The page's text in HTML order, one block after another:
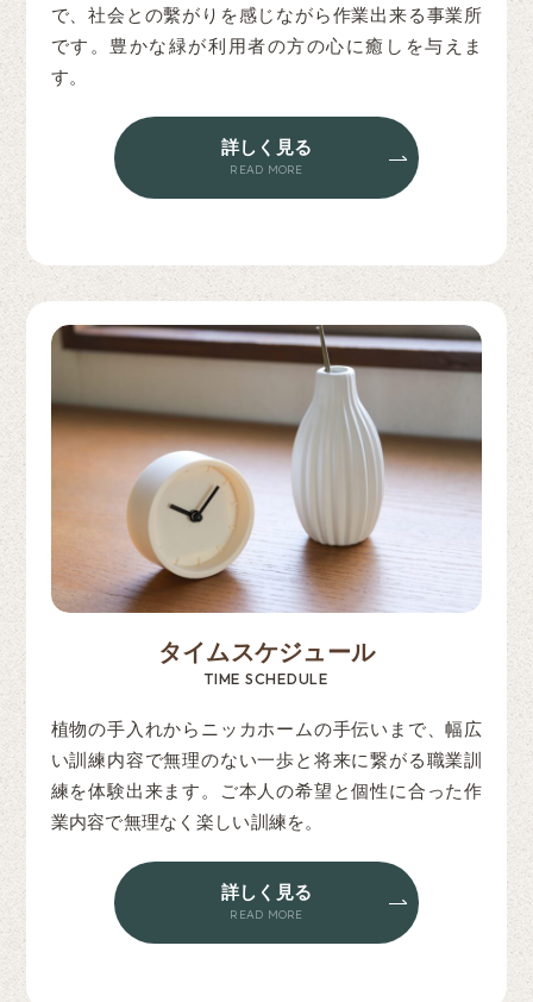
で、社会との繫がりを感じながら作業出来る事業所
です。豊かな緑が利用者の方の心に癒しを与えま
す。
詳しく見る
READ MORE
タイムスケジュール
TIME SCHEDULE
植物の手入れからニッカホームの手伝いまで、幅広
い訓練内容で無理のない一歩と将来に繋がる職業訓
練を体験出来ます。ご本人の希望と個性に合った作
業内容で無理なく楽しい訓練を。
詳しく見る
READ MORE